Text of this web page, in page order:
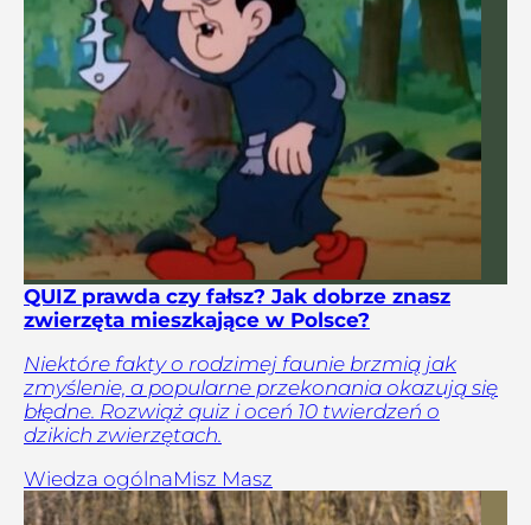
QUIZ prawda czy fałsz? Jak dobrze znasz
zwierzęta mieszkające w Polsce?
Niektóre fakty o rodzimej faunie brzmią jak
zmyślenie, a popularne przekonania okazują się
błędne. Rozwiąż quiz i oceń 10 twierdzeń o
dzikich zwierzętach.
Wiedza ogólnaMisz Masz